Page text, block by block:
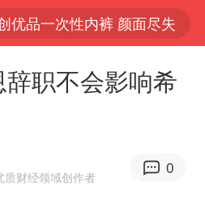
优品一次性内裤 颜面尽失
豚将正面袭击贯穿浙江
创今年来最大单周涨幅
职不会影响希
质财经领域创作者
0